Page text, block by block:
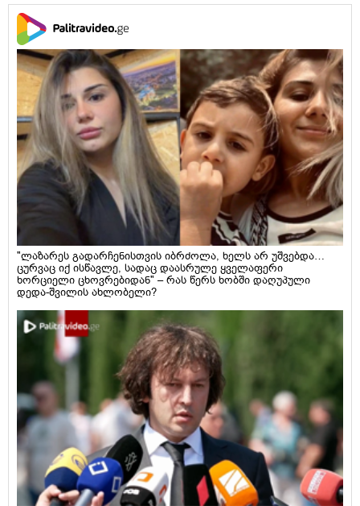
"ლაზარეს გადარჩენისთვის იბრძოლა, ხელს არ უშვებდა…
ცურვაც იქ ისწავლე, სადაც დაასრულე ყველაფერი
ხორციელი ცხოვრებიდან" – რას წერს ხობში დაღუპული
დედა-შვილის ახლობელი?